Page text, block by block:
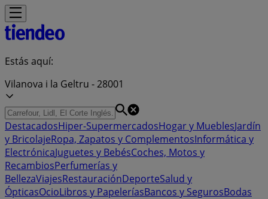
Estás aquí:
Vilanova i la Geltru - 28001
DestacadosHiper-SupermercadosHogar y MueblesJardín
y BricolajeRopa, Zapatos y ComplementosInformática y
ElectrónicaJuguetes y BebésCoches, Motos y
RecambiosPerfumerías y
BellezaViajesRestauraciónDeporteSalud y
ÓpticasOcioLibros y PapeleríasBancos y SegurosBodas